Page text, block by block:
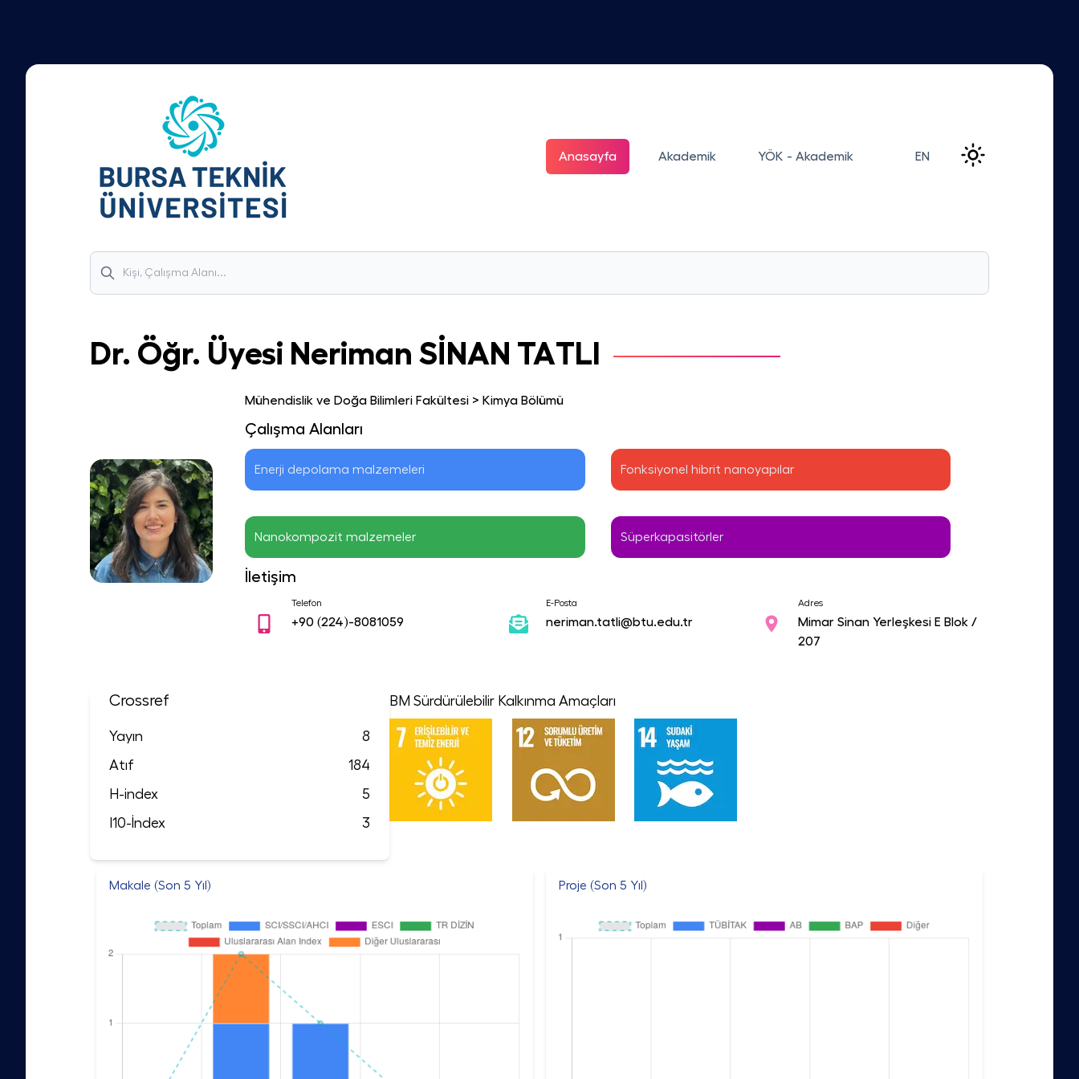
Anasayfa Akademik YÖK - Akademik EN
Dr. Öğr. Üyesi Neriman SİNAN TATLI
Mühendislik ve Doğa Bilimleri Fakültesi > Kimya Bölümü
Çalışma Alanları
Enerji depolama malzemeleri Fonksiyonel hibrit nanoyapılar
Nanokompozit malzemeler Süperkapasitörler
İletişim
Telefon
+90(224)-8081059
E-Posta
neriman.tatli@btu.edu.tr
Adres
Mimar Sinan Yerleşkesi E Blok /
207
Crossref
Yayın
8
Atıf
184
H-index
5
I10-İndex
3
BM Sürdürülebilir Kalkınma Amaçları
Makale (Son 5 Yıl) Proje (Son 5 Yıl)